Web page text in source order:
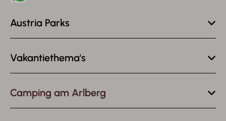
Austria Parks
Vakantiethema's
Camping am Arlberg